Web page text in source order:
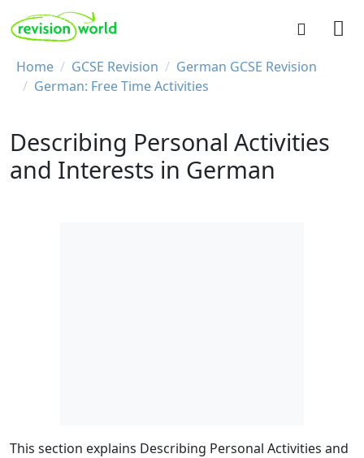
Skip to main content
REVISION WORLD
Breadcrumb
Home GCSE Revision
German GCSE Revision
German: Free Time Activities
Describing Personal Activities
and Interests in German
This section explains Describing Personal Activities and